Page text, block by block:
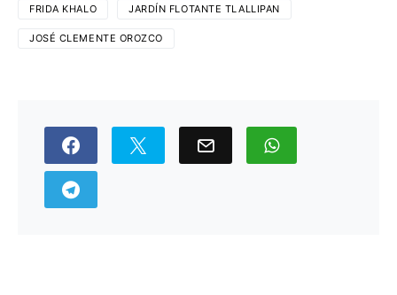
FRIDA KHALO JARDÍN FLOTANTE TLALLIPAN
JOSÉ CLEMENTE OROZCO